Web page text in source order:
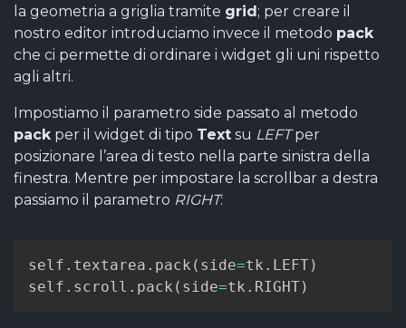
la geometria a griglia tramite grid ; per creare il
nostro editor introduciamo invece il metodo pack
che ci permette di ordinare i widget gli uni rispetto
agli altri.
Impostiamo il parametro side passato al metodo
packper il widget di tipo Text su LEFTper
posizionare l’area di testo nella parte sinistra della
finestra. Mentre per impostare la scrollbar a destra
passiamo il parametro RIGHT:
self . textarea . pack ( side=tk . LEFT)
self . scroll . pack ( side=tk . RIGHT)